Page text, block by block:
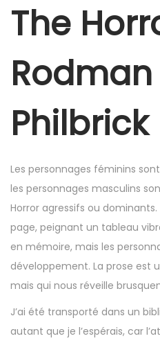
b
e
4
2
5
The
Rodman
Philbrick
Les personnages féminins
les personnages masculins
Horror agressifs ou
page, peignant un tableau
en mémoire, mais les
développement. La prose est
mais qui nous réveille
J’ai été transporté dans un
autant que je l’espérais, car